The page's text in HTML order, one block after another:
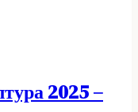
2025 –